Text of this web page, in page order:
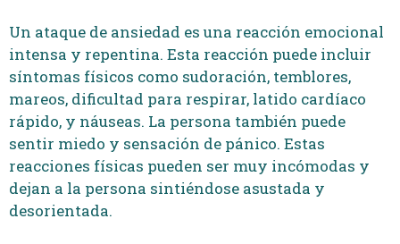
Un ataque de ansiedad es una reacción emocional
intensa y repentina. Esta reacción puede incluir
síntomas físicos como sudoración, temblores,
mareos, dificultad para respirar, latido cardíaco
rápido, y náuseas. La persona también puede
sentir miedo y sensación de pánico. Estas
reacciones físicas pueden ser muy incómodas y
dejan a la persona sintiéndose asustada y
desorientada.